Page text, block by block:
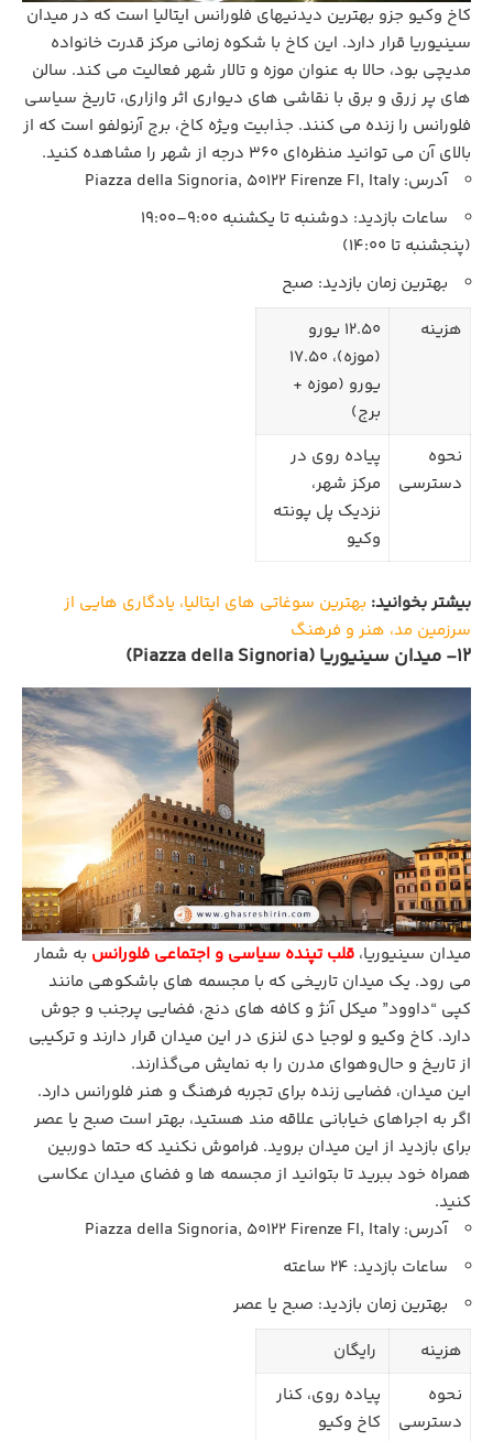
کاخ وکیو جزو بهترین دیدنیهای فلورانس ایتالیا است که در میدان
سینیوریا قرار دارد. این کاخ با شکوه زمانی مرکز قدرت خانواده
مدیچی بود، حالا به‌ عنوان موزه و تالار شهر فعالیت می‌ کند. سالن‌
های پر زرق‌ و برق با نقاشی‌ های دیواری اثر وازاری، تاریخ سیاسی
فلورانس را زنده می‌ کنند. جذابیت ویژه کاخ، برج آرنولفو است که از
بالای آن می توانید منظره‌ای 360 درجه از شهر را مشاهده کنید.
آدرس: Piazza della Signoria, 50122 Firenze FI, Italy
ساعات بازدید: دوشنبه تا یکشنبه 9:00–19:00
(پنجشنبه تا 14:00)
بهترین زمان بازدید: صبح
هزینه
12.50 یورو
(موزه)، 17.50
یورو (موزه +
برج)
نحوه
دسترسی
پیاده‌ روی در
مرکز شهر،
نزدیک پل پونته
وکیو
بیشتر بخوانید: بهترین سوغاتی ‌های ایتالیا، یادگاری‌ هایی از
سرزمین مد، هنر و فرهنگ
12- میدان سینیوریا (Piazza della Signoria)
میدان سینیوریا، قلب تپنده سیاسی و اجتماعی فلورانس به شمار
می‌ رود. یک میدان تاریخی که با مجسمه‌ های باشکوهی مانند
کپی “داوود” میکل‌ آنژ و کافه‌ های دنج، فضایی پرجنب‌ و جوش
دارد. کاخ وکیو و لوجیا دی لنزی در این میدان قرار دارند و ترکیبی
از تاریخ و حال‌وهوای مدرن را به نمایش می‌گذارند.
این میدان، فضایی زنده برای تجربه فرهنگ و هنر فلورانس دارد.
اگر به اجراهای خیابانی علاقه مند هستید، بهتر است صبح یا عصر
برای بازدید از این میدان بروید. فراموش نکنید که حتما دوربین
همراه خود ببرید تا بتوانید از مجسمه‌ ها و فضای میدان عکاسی
کنید.
آدرس: Piazza della Signoria, 50122 Firenze FI, Italy
ساعات بازدید: 24 ساعته
بهترین زمان بازدید: صبح یا عصر
هزینه
رایگان
نحوه
دسترسی
پیاده‌ روی، کنار
کاخ وکیو